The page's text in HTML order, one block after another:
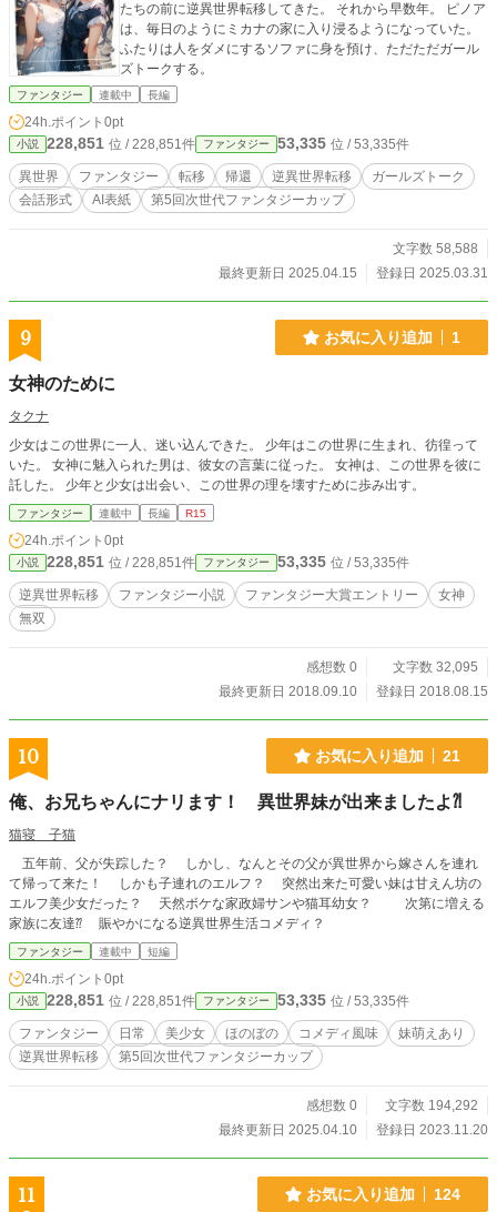
たちの前に逆異世界転移してきた。 それから早数年。 ピノア
は、毎日のようにミカナの家に入り浸るようになっていた。
ふたりは人をダメにするソファに身を預け、ただただガール
ズトークする。
ファンタジー 連載中 長編
24h.ポイント 0pt
小説 228,851 位 / 228,851件 ファンタジー 53,335 位 / 53,335件
異世界 ファンタジー 転移 帰還 逆異世界転移
ガールズトーク
会話形式
AI表紙 第5回次世代ファンタジーカップ
文字数 58,588
最終更新日 2025.04.15
登録日 2025.03.31
9 お気に入り追加 1
女神のために
タクナ
少女はこの世界に一人、迷い込んできた。 少年はこの世界に生まれ、彷徨って
いた。 女神に魅入られた男は、彼女の言葉に従った。 女神は、この世界を彼に
託した。 少年と少女は出会い、この世界の理を壊すために歩み出す。
ファンタジー 連載中 長編 R15
24h.ポイント 0pt
小説 228,851 位 / 228,851件 ファンタジー 53,335 位 / 53,335件
逆異世界転移 ファンタジー小説 ファンタジー大賞エントリー
女神
無双
感想数 0
文字数 32,095
最終更新日 2018.09.10
登録日 2018.08.15
10 お気に入り追加 21
俺、お兄ちゃんにナリます！ 異世界妹が出来ましたよ⁈
猫寝 子猫
五年前、父が失踪した？ しかし、なんとその父が異世界から嫁さんを連れ
て帰って来た！ しかも子連れのエルフ？ 突然出来た可愛い妹は甘えん坊の
エルフ美少女だった？ 天然ボケな家政婦サンや猫耳幼女？ 次第に増える
家族に友達⁇ 賑やかになる逆異世界生活コメディ？
ファンタジー 連載中 短編
24h.ポイント 0pt
小説 228,851 位 / 228,851件 ファンタジー 53,335 位 / 53,335件
ファンタジー 日常 美少女 ほのぼの コメディ風味
妹萌えあり
逆異世界転移
第5回次世代ファンタジーカップ
感想数 0
文字数 194,292
最終更新日 2025.04.10
登録日 2023.11.20
11 お気に入り追加 124